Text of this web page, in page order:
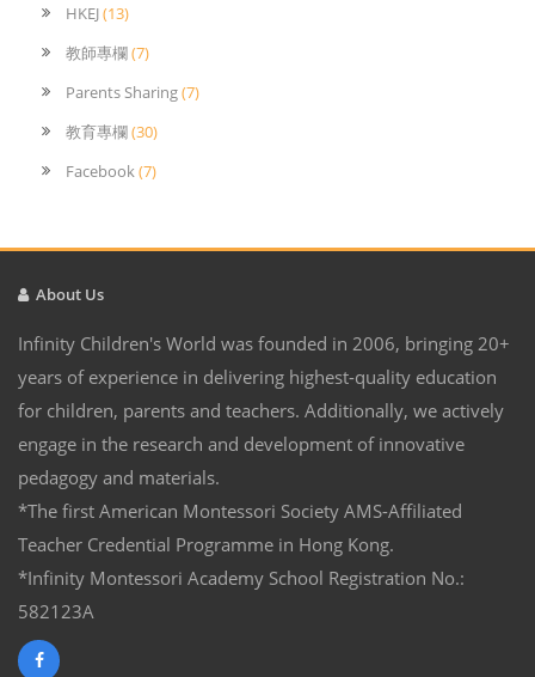
HKEJ(13)
教師專欄(7)
Parents Sharing(7)
教育專欄(30)
Facebook(7)
About Us
Infinity Children's World was founded in 2006, bringing 20+
years of experience in delivering highest-quality education
for children, parents and teachers. Additionally, we actively
engage in the research and development of innovative
pedagogy and materials.
*The first American Montessori Society AMS-Affiliated
Teacher Credential Programme in Hong Kong.
*Infinity Montessori Academy School Registration No.:
582123A